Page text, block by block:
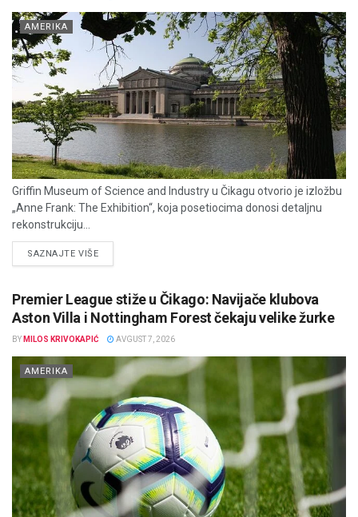
AMERIKA
Griffin Museum of Science and Industry u Čikagu otvorio je izložbu
„Anne Frank: The Exhibition“, koja posetiocima donosi detaljnu
rekonstrukciju...
SAZNAJTE VIŠEDETAILS
Premier League stiže u Čikago: Navijače klubova
Aston Villa i Nottingham Forest čekaju velike žurke
BY MILOS KRIVOKAPIĆ AVGUST 7, 2026
AMERIKA